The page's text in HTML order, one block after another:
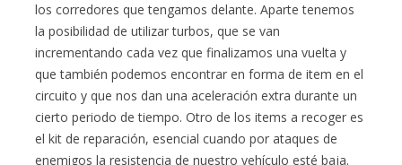
los corredores que tengamos delante. Aparte tenemos
la posibilidad de utilizar turbos, que se van
incrementando cada vez que finalizamos una vuelta y
que también podemos encontrar en forma de item en el
circuito y que nos dan una aceleración extra durante un
cierto periodo de tiempo. Otro de los items a recoger es
el kit de reparación, esencial cuando por ataques de
enemigos la resistencia de nuestro vehículo esté baja.